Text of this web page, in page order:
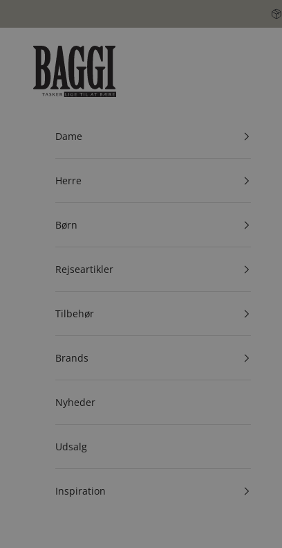
BAGGI
Dame
Herre
Børn
Rejseartikler
Tilbehør
Brands
Nyheder
Udsalg
Inspiration